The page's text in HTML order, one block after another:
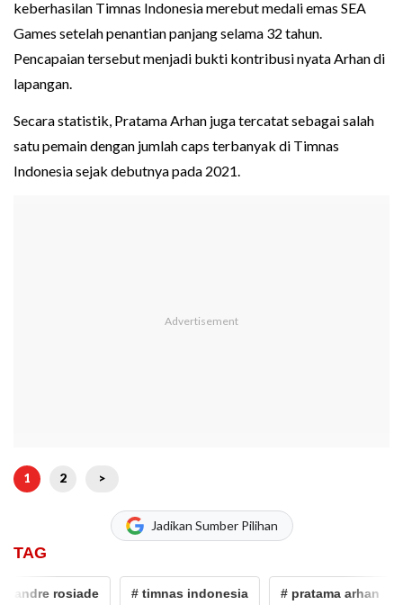
keberhasilan Timnas Indonesia merebut medali emas SEA
Games setelah penantian panjang selama 32 tahun.
Pencapaian tersebut menjadi bukti kontribusi nyata Arhan di
lapangan.
Secara statistik, Pratama Arhan juga tercatat sebagai salah
satu pemain dengan jumlah caps terbanyak di Timnas
Indonesia sejak debutnya pada 2021.
1 2 >
Jadikan Sumber Pilihan
TAG
rosiade # timnas indonesia # pratama arhan